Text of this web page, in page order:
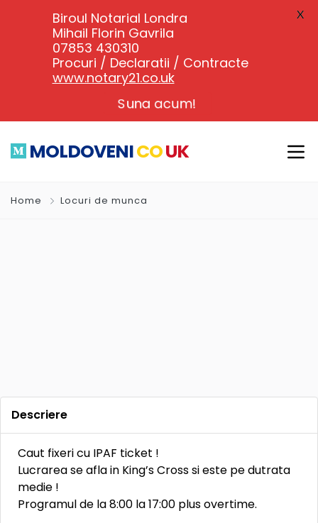
MOLDOVENICOUK
Home Locuri de munca
Descriere
Caut fixeri cu IPAF ticket !
Lucrarea se afla in King’s Cross si este pe dutrata
medie !
Programul de la 8:00 la 17:00 plus overtime.
Biroul Notarial Londra
Mihail Florin Gavrila
07853 430310
Procuri / Declaratii / Contracte
www.notary21.co.uk
Suna acum!
X